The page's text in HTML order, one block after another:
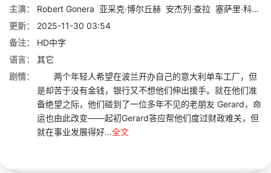
主演：
Robert Gonera 亚采克·博尔丘赫 安杰列·查拉 塞萨里·科辛斯基
更新：
2025-11-30 03:54
备注：
HD中字
语言：
其它
剧情：
两个年轻人希望在波兰开办自己的意大利单车工厂，但
是却苦于没有金钱，银行又不想他们伸出援手。就在他们准
备绝望之际，他们碰到了一位多年不见的老朋友 Gerard，命
运也由此改变——起初Gerard答应帮他们度过财政难关，但
就在事业发展得好...全文